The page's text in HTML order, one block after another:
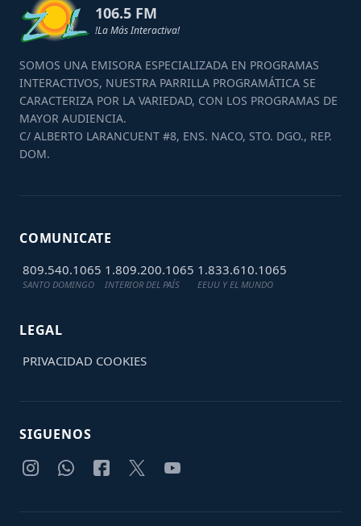
106.5 FM
!La Más Interactiva!
SOMOS UNA EMISORA ESPECIALIZADA EN PROGRAMAS
INTERACTIVOS, NUESTRA PARRILLA PROGRAMÁTICA SE
CARACTERIZA POR LA VARIEDAD, CON LOS PROGRAMAS DE
MAYOR AUDIENCIA.
C/ ALBERTO LARANCUENT #8, ENS. NACO, STO. DGO., REP.
DOM.
COMUNICATE
809.540.1065
SANTO DOMINGO
1.809.200.1065
INTERIOR DEL PAÍS
1.833.610.1065
EEUU Y EL MUNDO
LEGAL
PRIVACIDAD COOKIES
SIGUENOS